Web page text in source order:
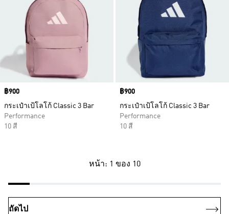
Price
฿900
กระเป๋าเป้โลโก้ Classic 3 Bar
Performance
10 สี
Price
฿900
กระเป๋าเป้โลโก้ Classic 3 Bar
Performance
10 สี
หน้า: 1 ของ 10
ถัดไป